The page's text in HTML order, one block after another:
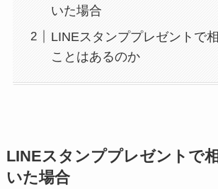
いた場合
LINEスタンププレゼントで
ことはあるのか
LINEスタンププレゼントで
いた場合